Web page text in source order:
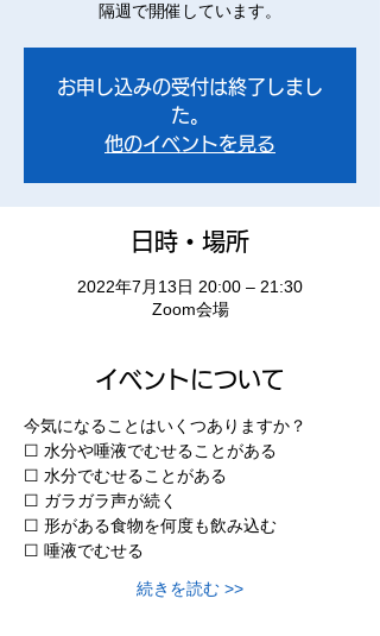
隔週で開催しています。
お申し込みの受付は終了しまし
た。
他のイベントを見る
日時・場所
2022年7月13日 20:00 – 21:30
Zoom会場
イベントについて
今気になることはいくつありますか？
☐ 水分や唾液でむせることがある
☐ 水分でむせることがある
☐ ガラガラ声が続く
☐ 形がある食物を何度も飲み込む
☐ 唾液でむせる
続きを読む >>